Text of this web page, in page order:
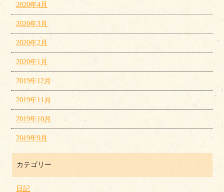
2020年4月
2020年3月
2020年2月
2020年1月
2019年12月
2019年11月
2019年10月
2019年9月
カテゴリー
日記